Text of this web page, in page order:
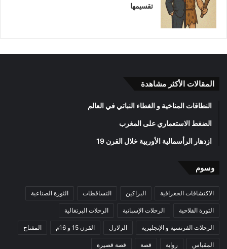
تقسيمها
المقالات الأكثر مشاهدة
النطاقات المناخية و الغطاء النباتي في العالم
الضغط الاستعماري على المغرب
ازدهار الرأسمالية الأوربية خلال القرن 19
وسوم
الاكتشافات الجغرافية البراكين التساقطات الثورة الصناعية
الثورة الفلاحية الرحلات الإسبانية الرحلات البرتغالية
الرحلات الفرنسية و الإنجليزية الزلازل القرن 15 و 16م المفتاح
المقياس رواية قصة قصة قصيرة